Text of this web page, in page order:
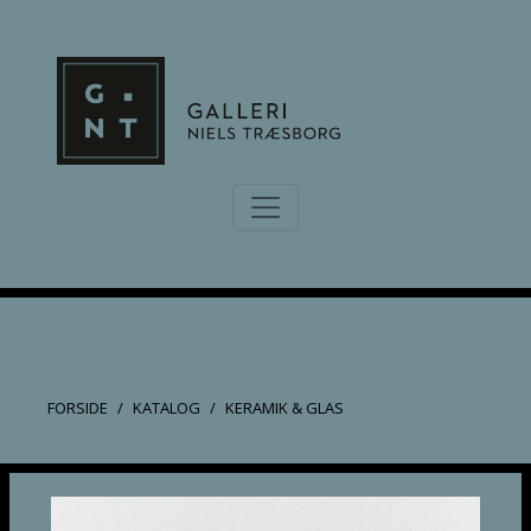
FORSIDE KATALOG KERAMIK & GLAS